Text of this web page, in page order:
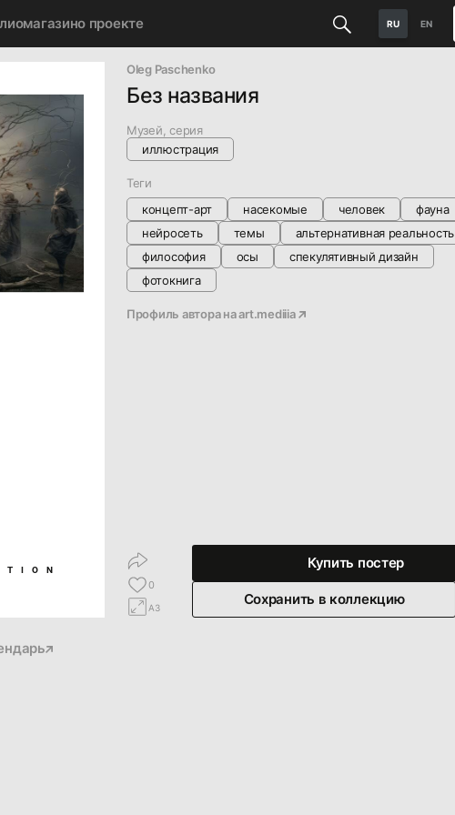
магазино проекте RU EN
Oleg Paschenko
Без названия
Музей, серия
иллюстрация
Теги
концепт-арт
насекомые человек
фауна
нейросеть
темы
альтернативная реальность
философия
осы
спекулятивный дизайн
фотокнига
Профиль автора наart.mediiia
0
A3
Купить постер
Сохранить в коллекцию